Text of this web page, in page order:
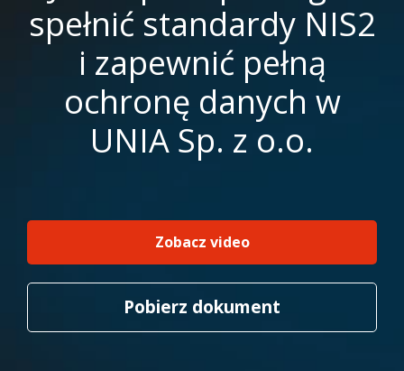
spełnić standardy NIS2
i zapewnić pełną
ochronę danych w
UNIA Sp. z o.o.
Zobacz video
Pobierz dokument